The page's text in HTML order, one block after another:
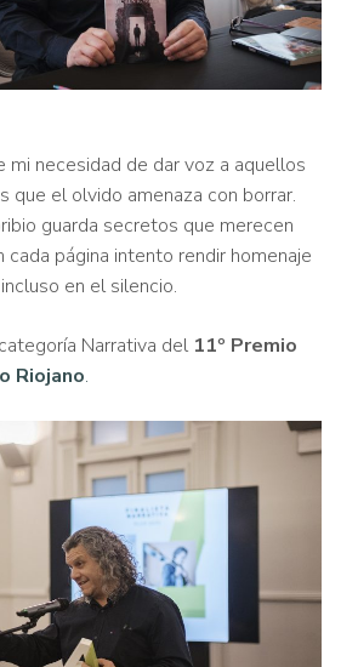
mi necesidad de dar voz a aquellos
que el olvido amenaza con borrar.
guarda secretos que merecen
cada página intento rendir homenaje
en el silencio.
Narrativa del 11º Premio
Riojano.